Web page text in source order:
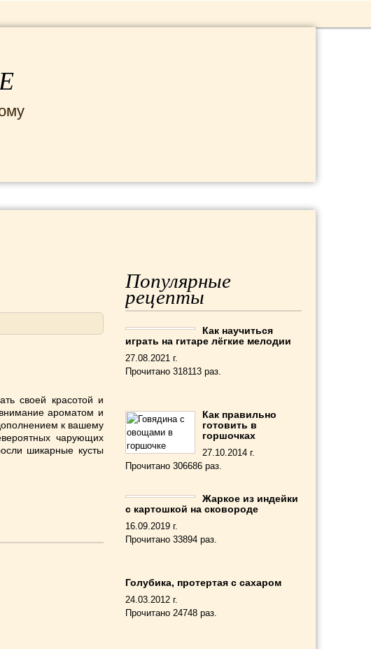
своей красотой и
ароматом и
к вашему
чарующих
шикарные кусты
Популярные
рецепты
Как научиться
играть на гитаре лёгкие мелодии
27.08.2021 г.
Прочитано 318113 раз.
Как правильно
готовить в
горшочках
27.10.2014 г.
Прочитано 306686 раз.
Жаркое из индейки
с картошкой на сковороде
16.09.2019 г.
Прочитано 33894 раз.
Голубика, протертая с сахаром
24.03.2012 г.
Прочитано 24748 раз.